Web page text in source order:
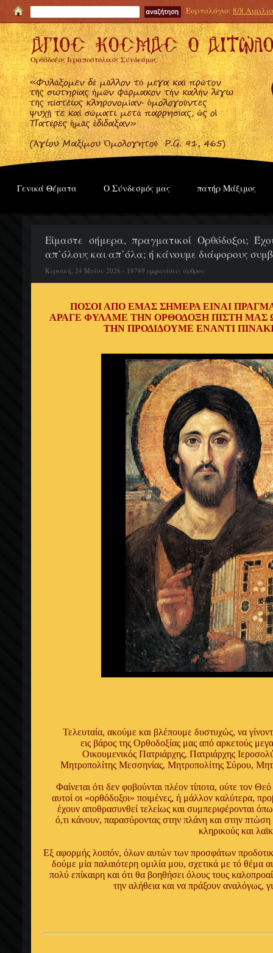
Εορτολόγιο: 8/8
Ορθόδοξος Ιεραποστολικός Σύνδεσμος
Γενικά Θέματα Ο Σύνδεσμός μας πατήρ Μάξιμος
Είμαστε σήμερα, πραγματικοί Ορθόδοξοι;
απ΄όλους και απ΄όλα; ή κάνουμε διάφορους
Κυριακή, 24 Μαΐου 2026 - 18789 εμφανίσεις άρθρου
ΠΟΣΟΙ ΑΠΟ ΕΜΑΣ ΣΗΜΕΡΑ ΕΙΝΑΙ
ΑΡΑΓΕ ΦΥΛΑΜΕ ΤΗΝ ΟΡΘΟΔΟΞΗ ΠΙΣΤΗ
ΤΗΝ ΠΡΟΔΙΔΟΥΜΕ ΕΝΑΝΤΙ
Τελευταία, ακούμε και βλέπουμε δυστυχώς, να
εις βάρος της Ορθοδοξίας μας από αρκετούς
Οικουμενικός Πατριάρχης, Πατριάρχης
Μητροπολίτης Μεσσηνίας, Μητροπολίτης Σύρου,
Φαίνεται ότι δεν φοβούνται πλέον τίποτα, ούτε τον
αυτοί οι «ορθόδοξοι» ποιμένες, ή μάλλον καλύτερα,
έχουν αποθρασυνθεί τελείως και συμπεριφέρονται
ό,τι κάνουν, παρασύροντας στην πλάνη και στην
κληρικούς και
Εξ αφορμής λοιπόν, όλων αυτών των προσφάτων
δούμε μία παλαιότερη ομιλία μου, σχετικά με τό θέμα
πολύ επίκαιρη και ότι θα βοηθήσει όλους τους
την αλήθεια και να πράξουν αναλόγως,